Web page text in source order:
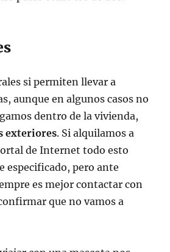
si permiten llevar a
aunque en algunos casos no
dentro de la vivienda,
exteriores. Si alquilamos a
de Internet todo esto
especificado, pero ante
es mejor contactar con
que no vamos a